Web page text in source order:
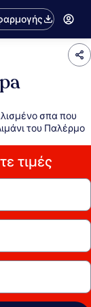
σπα που
του Παλέρμο
τιμές